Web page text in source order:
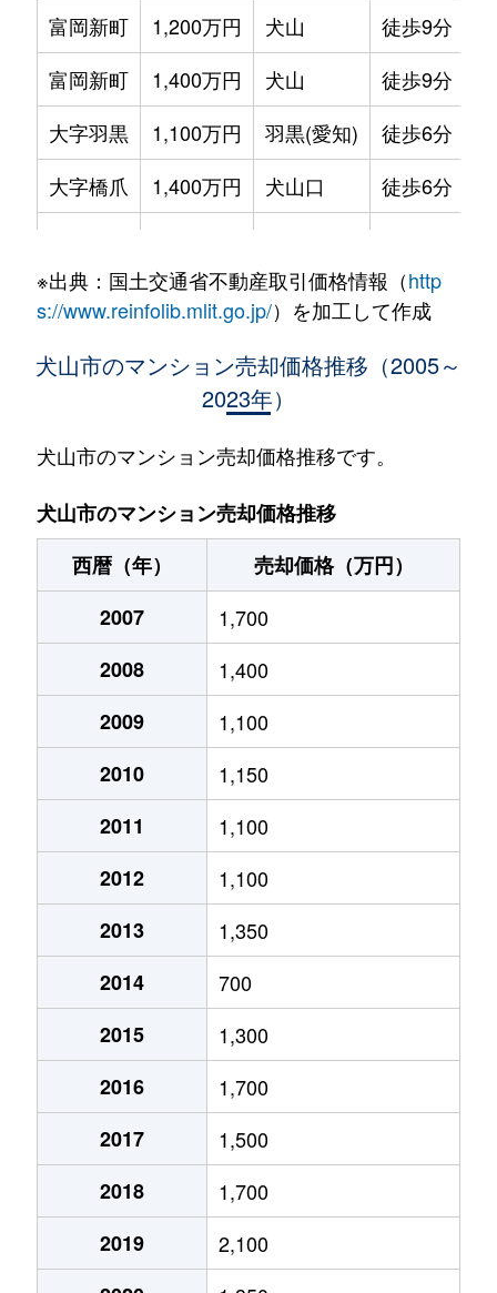
富岡新町
1,200万円 犬山 徒歩9分
富岡新町
1,400万円 犬山 徒歩9分
大字羽黒
1,100万円 羽黒(愛知) 徒歩6分
大字橋爪
1,400万円 犬山口 徒歩6分
※出典：国土交通省不動産取引価格情報（http
s://www.reinfolib.mlit.go.jp/）を加工して作成
犬山市のマンション売却価格推移（2005～
2023年）
犬山市のマンション売却価格推移です。
犬山市のマンション売却価格推移
西暦（年）
売却価格（万円）
2007
1,700
2008
1,400
2009
1,100
2010
1,150
2011
1,100
2012
1,100
2013
1,350
2014
700
2015
1,300
2016
1,700
2017
1,500
2018
1,700
2019
2,100